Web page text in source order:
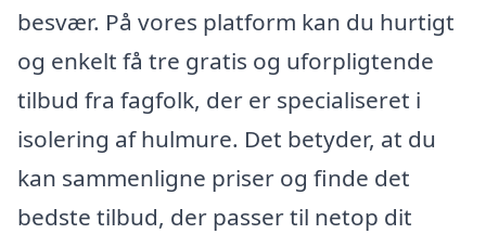
besvær. På vores platform kan du hurtigt
og enkelt få tre gratis og uforpligtende
tilbud fra fagfolk, der er specialiseret i
isolering af hulmure. Det betyder, at du
kan sammenligne priser og finde det
bedste tilbud, der passer til netop dit